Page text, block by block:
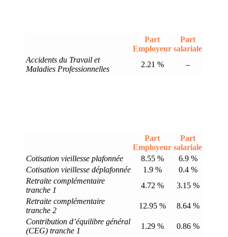
Part
Employeur
Part
salariale
Accidents du Travail et
Maladies Professionnelles
2.21 % –
Part
Employeur
Part
salariale
Cotisation vieillesse plafonnée
8.55 %
6.9 %
Cotisation vieillesse déplafonnée
1.9 %
0.4 %
Retraite complémentaire
tranche 1
4.72 %
3.15 %
Retraite complémentaire
tranche 2
12.95 %
8.64 %
Contribution d’équilibre général
(CEG) tranche 1
1.29 %
0.86 %